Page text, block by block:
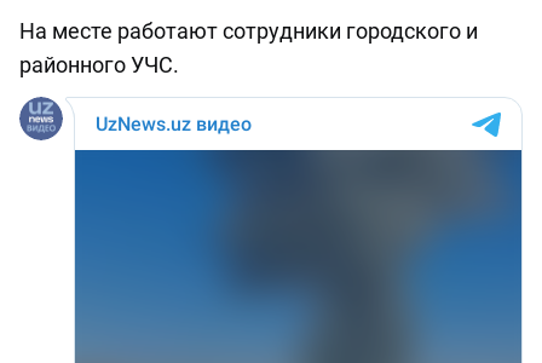
На месте работают сотрудники городского и
районного УЧС.